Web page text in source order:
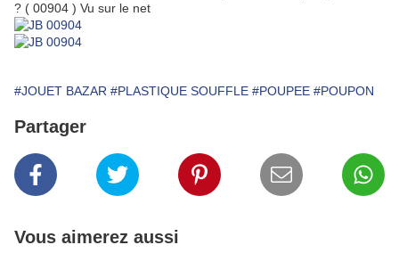
? ( 00904 ) Vu sur le net
#JOUET BAZAR #PLASTIQUE SOUFFLE #POUPEE #POUPON
Partager
Vous aimerez aussi